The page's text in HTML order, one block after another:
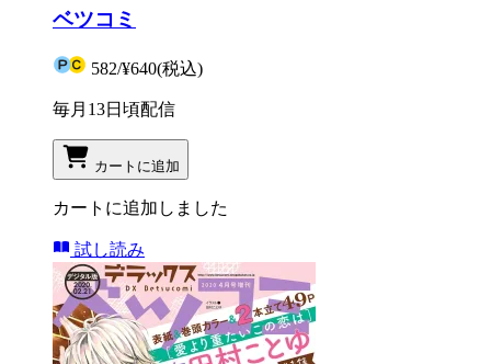
ベツコミ
582/¥640(税込)
毎月13日頃配信
カートに追加
カートに追加しました
試し読み